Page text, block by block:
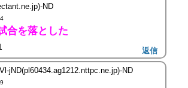
ND
合を落とした
返信
jND(pl60434.ag1212.nttpc.ne.jp)-ND